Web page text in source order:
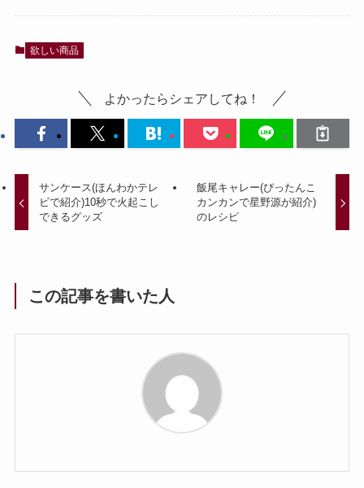
欲しい商品
よかったらシェアしてね！
サンケース(ほんわかテレ
ビで紹介)10秒で火起こし
できるグッズ
飯尾キャレー(ぴったんこ
カンカンで星野源が紹介)
のレシピ
この記事を書いた人